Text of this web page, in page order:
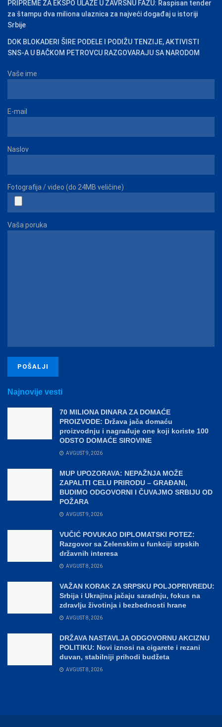
PRIPREME ZA EKSPO ULAZE U ZAVRŠNU FAZU: Raspisan tender
za štampu dva miliona ulaznica za najveći događaj u istoriji
Srbije
DOK BLOKADERI ŠIRE PODELE I PODIŽU TENZIJE, AKTIVISTI
SNS-A U BAČKOM PETROVCU RAZGOVARAJU SA NARODOM
Vaše ime
E-mail
Naslov
Fotografija / video (do 24MB veličine)
Vaša poruka
Najnovije vesti
70 MILIONA DINARA ZA DOMAĆE
PROIZVODE: Država jača domaću
proizvodnju i nagrađuje one koji koriste 100
ODSTO DOMAĆE SIROVINE
AVGUST 9, 2026
MUP UPOZORAVA: NEPAŽNJA MOŽE
ZAPALITI CELU PRIRODU – GRAĐANI,
BUDIMO ODGOVORNI I ČUVAJMO SRBIJU OD
POŽARA
AVGUST 9, 2026
VUČIĆ POVUKAO DIPLOMATSKI POTEZ:
Razgovor sa Zelenskim u funkciji srpskih
državnih interesa
AVGUST 8, 2026
VAŽAN KORAK ZA SRPSKU POLJOPRIVREDU:
Srbija i Ukrajina jačaju saradnju, fokus na
zdravlju životinja i bezbednosti hrane
AVGUST 8, 2026
DRŽAVA NASTAVLJA ODGOVORNU AKCIZNU
POLITIKU: Novi iznosi na cigarete i rezani
duvan, stabilniji prihodi budžeta
AVGUST 8, 2026